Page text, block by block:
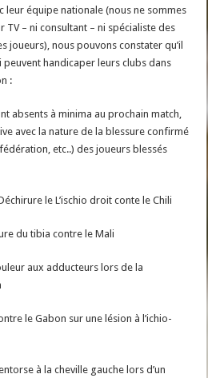
leur équipe nationale (nous ne sommes
TV – ni consultant – ni spécialiste des
joueurs), nous pouvons constater qu’il
peuvent handicaper leurs clubs dans
:
absents à minima au prochain match,
avec la nature de la blessure confirmé
etc..) des joueurs blessés
le L’ischio droit conte le Chili
du tibia contre le Mali
aux adducteurs lors de la
le Gabon sur une lésion à l’ichio-
à la cheville gauche lors d’un